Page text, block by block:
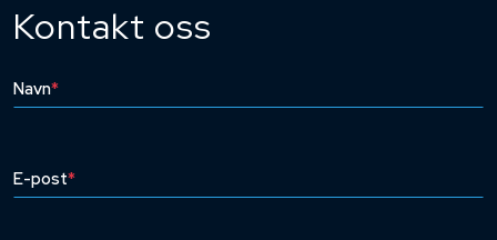
Kontakt oss
Navn*
E-post*